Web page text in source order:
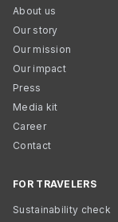
About us
Our story
Our mission
Our impact
Press
Media kit
Career
Contact
FOR TRAVELERS
Sustainability check